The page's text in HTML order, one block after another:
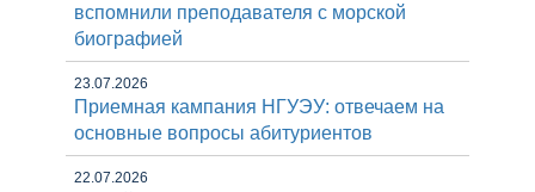
вспомнили преподавателя с морской
биографией
23.07.2026
Приемная кампания НГУЭУ: отвечаем на
основные вопросы абитуриентов
22.07.2026